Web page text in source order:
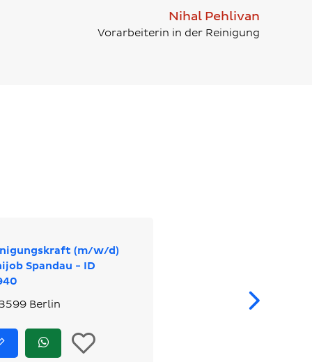
Nihal Pehlivan
Vorarbeiterin in der Reinigung
(m/w/d)
Spandau - ID
Berlin
Jetzt
bewerben
Jetzt
via
In